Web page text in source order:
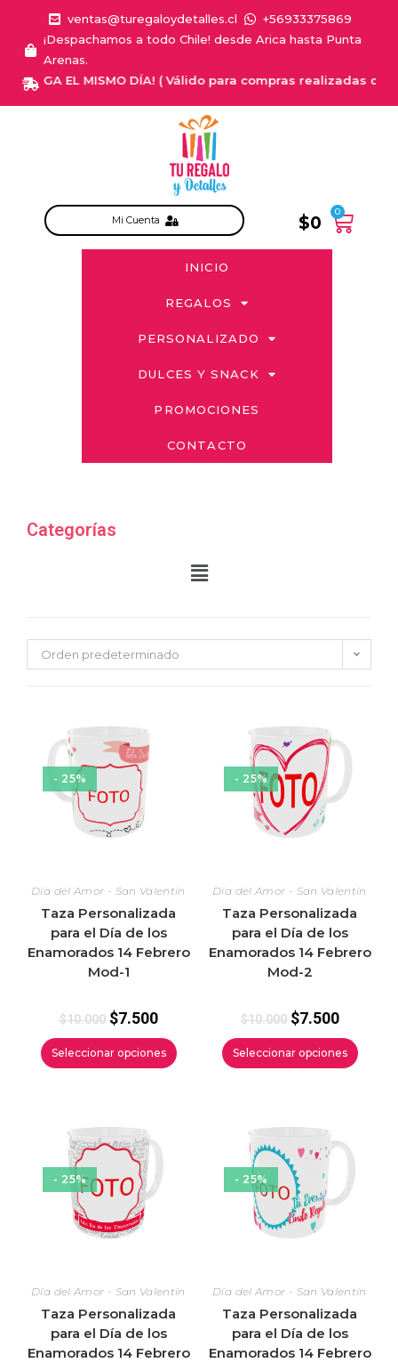
ventas@turegaloydetalles.cl
+56933375869
¡Despachamos a todo Chile! desde Arica hasta Punta
Arenas.
EL MISMO DÍA! ( Válido para compras realizadas
Mi Cuenta $0
0
INICIO
REGALOS
PERSONALIZADO
DULCES Y SNACK
PROMOCIONES
CONTACTO
Categorías
Orden predeterminado
- 25%
Día del Amor - San Valentín
Taza Personalizada
para el Día de los
Enamorados 14 Febrero
Mod-1
$10.000 $7.500
Seleccionar opciones
- 25%
Día del Amor - San Valentín
Taza Personalizada
para el Día de los
Enamorados 14 Febrero
Mod-2
$10.000 $7.500
Seleccionar opciones
- 25%
Día del Amor - San Valentín
Taza Personalizada
para el Día de los
Enamorados 14 Febrero
- 25%
Día del Amor - San Valentín
Taza Personalizada
para el Día de los
Enamorados 14 Febrero